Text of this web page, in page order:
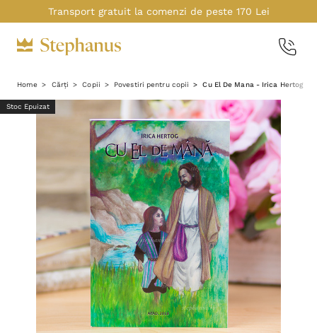
Transport gratuit la comenzi de peste 170 Lei
Home Cărți Copii Povestiri pentru copii Cu El De Mana - Irica Hertog
Stoc Epuizat